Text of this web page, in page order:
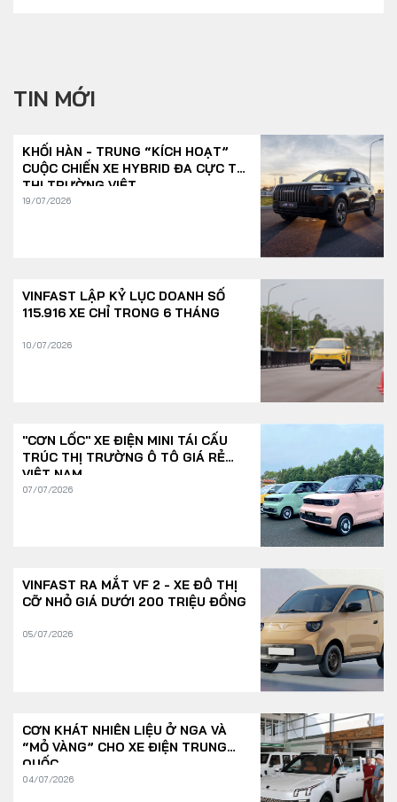
TIN MỚI
KHỐI HÀN - TRUNG “KÍCH HOẠT”
CUỘC CHIẾN XE HYBRID ĐA CỰC TẠI
THỊ TRƯỜNG VIỆT
19/07/2026
VINFAST LẬP KỶ LỤC DOANH SỐ
115.916 XE CHỈ TRONG 6 THÁNG
10/07/2026
"CƠN LỐC" XE ĐIỆN MINI TÁI CẤU
TRÚC THỊ TRƯỜNG Ô TÔ GIÁ RẺ
VIỆT NAM
07/07/2026
VINFAST RA MẮT VF 2 - XE ĐÔ THỊ
CỠ NHỎ GIÁ DƯỚI 200 TRIỆU ĐỒNG
05/07/2026
CƠN KHÁT NHIÊN LIỆU Ở NGA VÀ
“MỎ VÀNG” CHO XE ĐIỆN TRUNG
QUỐC
04/07/2026